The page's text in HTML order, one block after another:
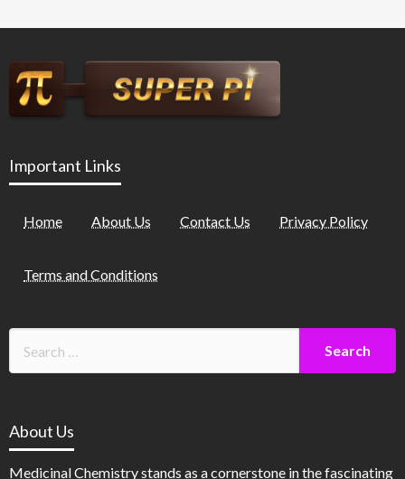
Important Links
Home About Us Contact Us Privacy Policy
Terms and Conditions
About Us
Medicinal Chemistry stands as a cornerstone in the fascinating